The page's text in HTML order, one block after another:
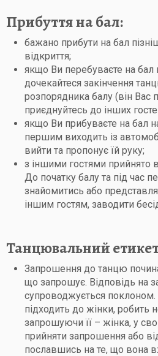
Прибуття на бал:
бажано прибути на бал
відкриття;
якщо Ви перебуваєте на бал
дочекайтеся закінчення
розпорядника балу (він Вас
приєднуйтесь до інших
якщо Ви прибуваєте на бал
першим виходить із
вийти та пропонує їй руку;
з іншими гостями прийнято
До початку балу та під час
знайомитись або
іншим гостям, заводити
Танцювальний
Запрошення до танцю
що запрошує. Відповідь на
супроводжується
підходить до жінки, робить
запрошуючи її – жінка, у
прийняти запрошення або
пославшись на те, що вона